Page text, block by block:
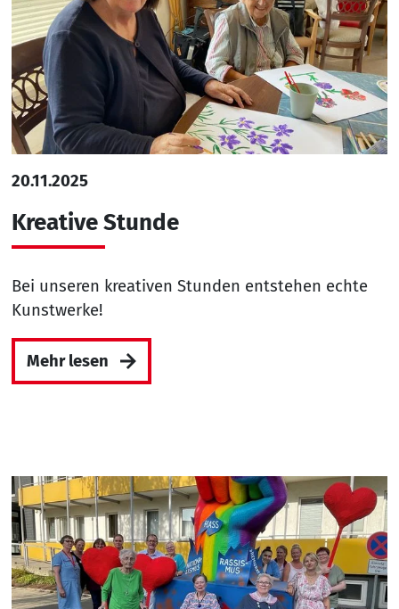
20.11.2025
Kreative Stunde
Bei unseren kreativen Stunden entstehen echte
Kunstwerke!
Mehr lesen